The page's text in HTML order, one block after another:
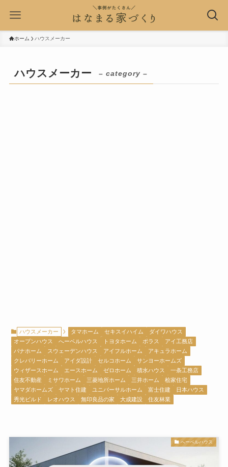
ホーム ハウスメーカー
ハウスメーカー – category –
ハウスメーカー タマホーム セキスイハイム
ダイワハウス
オープンハウス
へーベルハウス トヨタホーム ポラス
アイ工務店
パナホーム
スウェーデンハウス アイフルホーム
アキュラホーム
クレバリーホーム
アイダ設計 セルコホーム
サンヨーホームズ
ウィザースホーム
エースホーム ゼロホーム 積水ハウス
一条工務店
住友不動産
ミサワホーム 三菱地所ホーム 三井ホーム
桧家住宅
ヤマダホームズ
ヤマト住建 ユニバーサルホーム 富士住建
日本ハウス
秀光ビルド
レオハウス 無印良品の家 大成建設 住友林業
へーベルハウス